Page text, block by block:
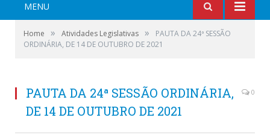
MENU
Home » Atividades Legislativas »
PAUTA DA 24ª SESSÃO
ORDINÁRIA, DE 14 DE OUTUBRO DE 2021
PAUTA DA 24ª SESSÃO ORDINÁRIA,
DE 14 DE OUTUBRO DE 2021
0